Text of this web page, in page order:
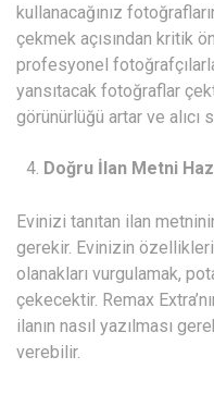
kullanacağınız
çekmek açısından kritik
profesyonel
yansıtacak fotoğraflar
görünürlüğü artar ve alıcı
Doğru İlan Metni
Evinizi tanıtan ilan
gerekir. Evinizin
olanakları vurgulamak,
çekecektir. Remax
ilanın nasıl yazılması
verebilir.